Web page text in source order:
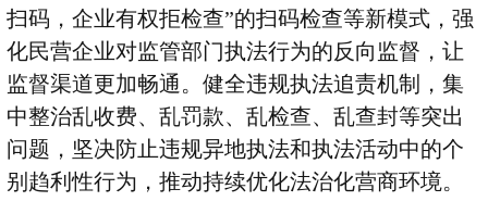
扫码，企业有权拒检查”的扫码检查等新模式，强
化民营企业对监管部门执法行为的反向监督，让
监督渠道更加畅通。健全违规执法追责机制，集
中整治乱收费、乱罚款、乱检查、乱查封等突出
问题，坚决防止违规异地执法和执法活动中的个
别趋利性行为，推动持续优化法治化营商环境。